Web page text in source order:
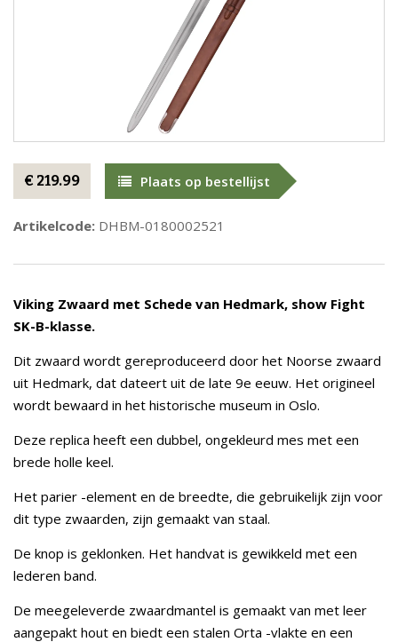
€ 219.99 Plaats op bestellijst
Artikelcode: DHBM-0180002521
Viking Zwaard met Schede van Hedmark, show Fight
SK-B-klasse.
Dit zwaard wordt gereproduceerd door het Noorse zwaard
uit Hedmark, dat dateert uit de late 9e eeuw. Het origineel
wordt bewaard in het historische museum in Oslo.
Deze replica heeft een dubbel, ongekleurd mes met een
brede holle keel.
Het parier -element en de breedte, die gebruikelijk zijn voor
dit type zwaarden, zijn gemaakt van staal.
De knop is geklonken. Het handvat is gewikkeld met een
lederen band.
De meegeleverde zwaardmantel is gemaakt van met leer
aangepakt hout en biedt een stalen Orta -vlakte en een